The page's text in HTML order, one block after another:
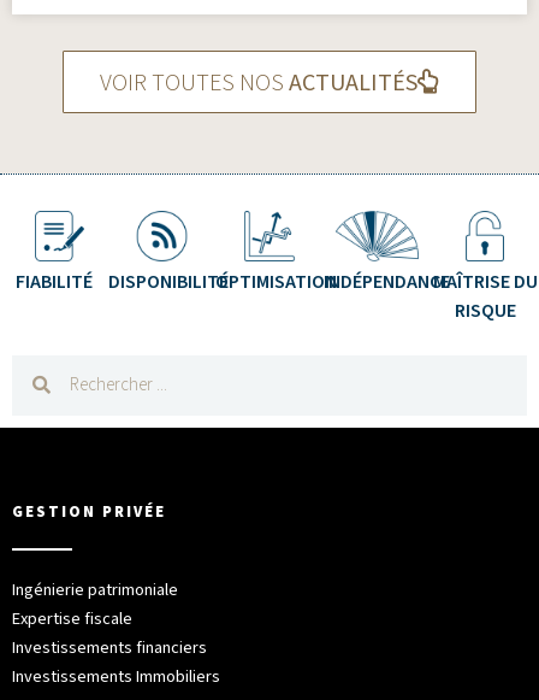
VOIR TOUTES NOS ACTUALITÉS
FIABILITÉ DISPONIBILITÉOPTIMISATIONINDÉPENDANCEMAÎTRISE DU
RISQUE
GESTION PRIVÉE
Ingénierie patrimoniale
Expertise fiscale
Investissements financiers
Investissements Immobiliers